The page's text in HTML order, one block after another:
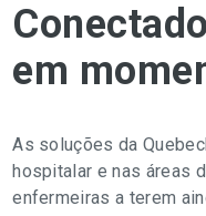
em
As soluções da
hospitalar e nas áreas
enfermeiras a terem